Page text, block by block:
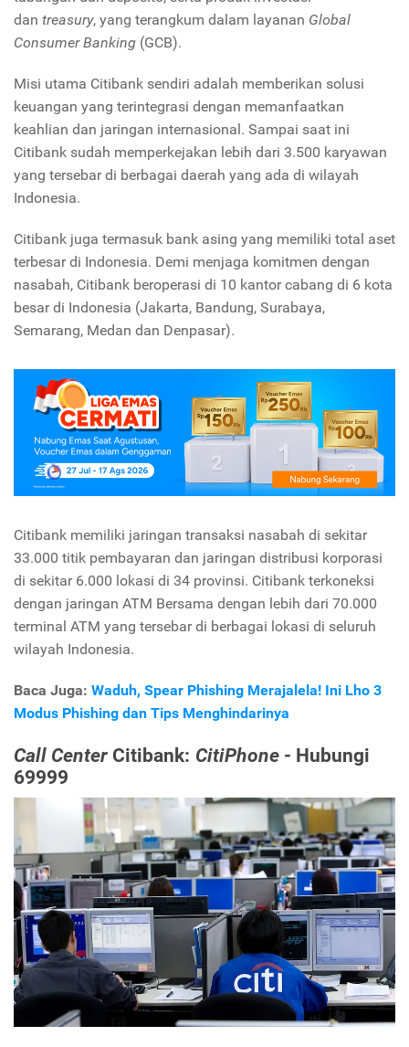
dan treasury, yang terangkum dalam layanan Global
Consumer Banking (GCB).
Misi utama Citibank sendiri adalah memberikan solusi
keuangan yang terintegrasi dengan memanfaatkan
keahlian dan jaringan internasional. Sampai saat ini
Citibank sudah memperkejakan lebih dari 3.500 karyawan
yang tersebar di berbagai daerah yang ada di wilayah
Indonesia.
Citibank juga termasuk bank asing yang memiliki total aset
terbesar di Indonesia. Demi menjaga komitmen dengan
nasabah, Citibank beroperasi di 10 kantor cabang di 6 kota
besar di Indonesia (Jakarta, Bandung, Surabaya,
Semarang, Medan dan Denpasar).
Citibank memiliki jaringan transaksi nasabah di sekitar
33.000 titik pembayaran dan jaringan distribusi korporasi
di sekitar 6.000 lokasi di 34 provinsi. Citibank terkoneksi
dengan jaringan ATM Bersama dengan lebih dari 70.000
terminal ATM yang tersebar di berbagai lokasi di seluruh
wilayah Indonesia.
Baca Juga: Waduh, Spear Phishing Merajalela! Ini Lho 3
Modus Phishing dan Tips Menghindarinya
Call Center Citibank: CitiPhone - Hubungi
69999